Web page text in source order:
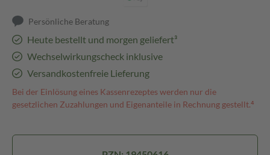
Persönliche Beratung
Heute bestellt und morgen geliefert³
Wechselwirkungscheck inklusive
Versandkostenfreie Lieferung
Bei der Einlösung eines Kassenrezeptes werden nur die
gesetzlichen Zuzahlungen und Eigenanteile in Rechnung gestellt.⁴